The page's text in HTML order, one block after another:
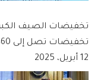
تخفيضات الصيف
تخفيضات تصل إلى 60% على الأثاث والسجاد
12 أبريل، 2025